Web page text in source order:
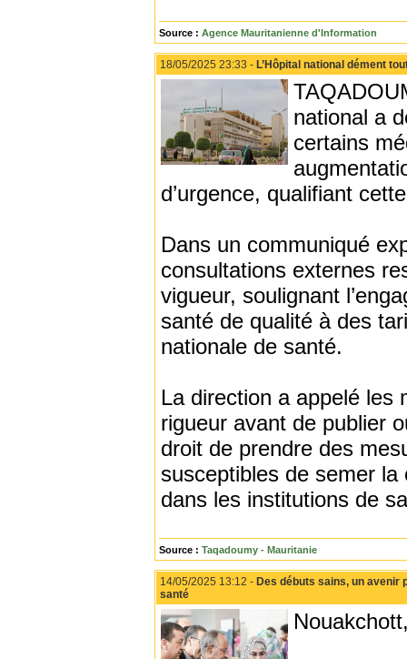
Source : Agence Mauritanienne d'Information
18/05/2025 23:33 - L’Hôpital national dément
national a
certains
d’urgence, qualifiant
Dans un communiqué
consultations externes
vigueur, soulignant
santé de qualité à des
nationale de santé.
La direction a appelé les
rigueur avant de publier
droit de prendre des
susceptibles de semer
dans les institutions de
Source : Taqadoumy - Mauritanie
14/05/2025 13:12 - Des débuts sains, un avenir
santé